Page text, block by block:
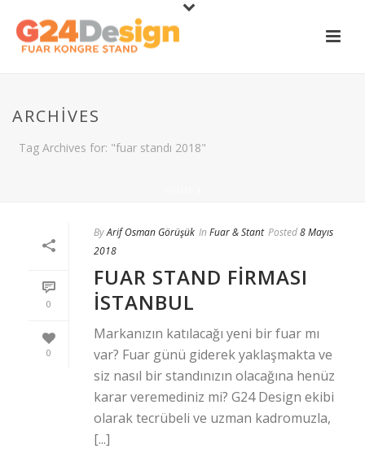
ARCHIVES
Tag Archives for: "fuar standı 2018"
0
0
ByArif Osman Görüşük In Fuar & Stant Posted8 Mayıs
2018
FUAR STAND FIRMASI
İSTANBUL
Markanızın katılacağı yeni bir fuar mı
var? Fuar günü giderek yaklaşmakta ve
siz nasıl bir standınızın olacağına henüz
karar veremediniz mi? G24 Design ekibi
olarak tecrübeli ve uzman kadromuzla,
[...]